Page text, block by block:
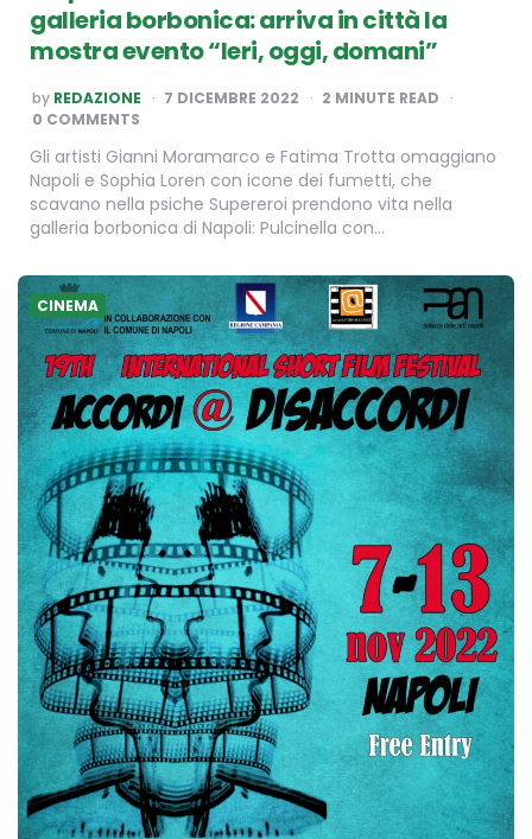
galleria borbonica: arriva in città la
mostra evento “Ieri, oggi, domani”
POSTED
BY
by REDAZIONE 7 DICEMBRE 2022 2 MINUTE READ
0 COMMENTS
Gli artisti Gianni Moramarco e Fatima Trotta omaggiano
Napoli e Sophia Loren con icone dei fumetti, che
scavano nella psiche Supereroi prendono vita nella
galleria borbonica di Napoli: Pulcinella con…
CINEMA